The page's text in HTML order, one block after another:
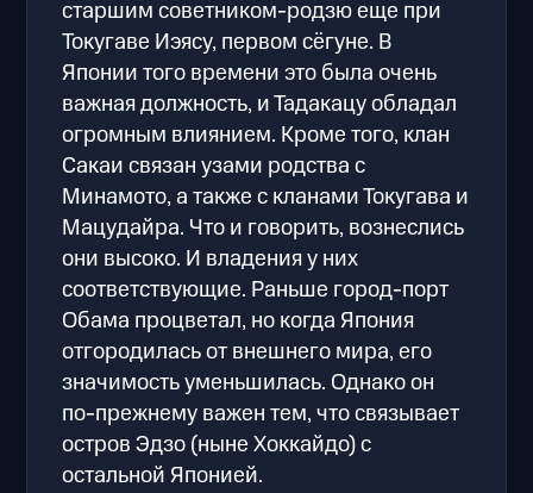
старшим советником-родзю еще при
Токугаве Иэясу, первом сёгуне. В
Японии того времени это была очень
важная должность, и Тадакацу обладал
огромным влиянием. Кроме того, клан
Сакаи связан узами родства с
Минамото, а также с кланами Токугава и
Мацудайра. Что и говорить, вознеслись
они высоко. И владения у них
соответствующие. Раньше город-порт
Обама процветал, но когда Япония
отгородилась от внешнего мира, его
значимость уменьшилась. Однако он
по-прежнему важен тем, что связывает
остров Эдзо (ныне Хоккайдо) с
остальной Японией.